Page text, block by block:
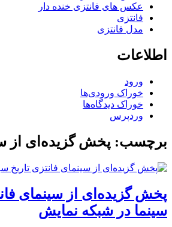
عکس های فانتزی خنده دار
فانتزی
مدل فانتزی
اطلاعات
ورود
خوراک ورودی‌ها
خوراک دیدگاه‌ها
وردپرس
برچسب: پخش گزیده‌ای از
پخش گزیده‌ای از سینمای
سینما در شبکه نمایش